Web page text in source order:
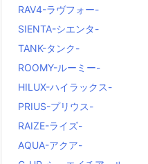
RAV4-ラヴフォー-
SIENTA-シエンタ-
TANK-タンク-
ROOMY-ルーミー-
HILUX-ハイラックス-
PRIUS-プリウス-
RAIZE-ライズ-
AQUA-アクア-